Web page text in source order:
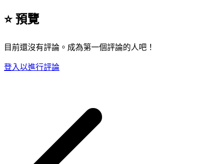
⭐ 預覽
目前還沒有評論。成為第一個評論的人吧！
登入以進行評論